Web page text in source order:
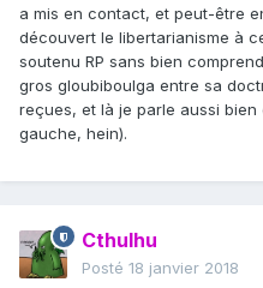
a mis en contact, et peut-être
découvert le libertarianisme à
soutenu RP sans bien
gros gloubiboulga entre sa
reçues, et là je parle aussi
gauche, hein).
Cthulhu
Posté 18 janvier 2018